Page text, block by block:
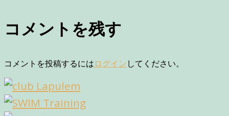
コメントを残す
コメントを投稿するにはログインしてください。